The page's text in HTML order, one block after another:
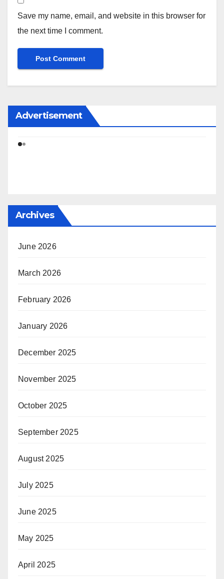
Save my name, email, and website in this browser for
the next time I comment.
Advertisement
Archives
June 2026
March 2026
February 2026
January 2026
December 2025
November 2025
October 2025
September 2025
August 2025
July 2025
June 2025
May 2025
April 2025